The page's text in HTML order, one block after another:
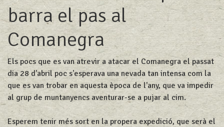
barra el pas al
Comanegra
Els pocs que es van atrevir a atacar el Comanegra el passat
dia 28 d'abril poc s'esperava una nevada tan intensa com la
que es van trobar en aquesta època de l'any, que va impedir
al grup de muntanyencs aventurar-se a pujar al cim.
Esperem tenir més sort en la propera expedició, que serà el